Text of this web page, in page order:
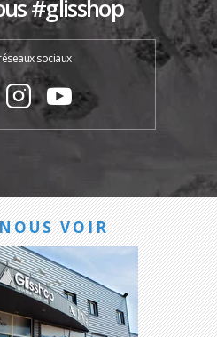
#glisshop
sociaux
VOIR